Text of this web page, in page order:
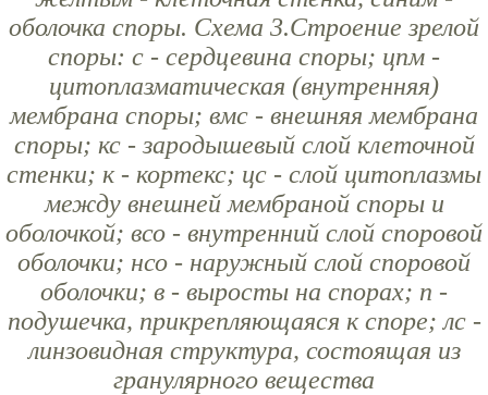
оболочка споры. Схема 3.Строение зрелой
споры: с - сердцевина споры; цпм -
цитоплазматическая (внутренняя)
мембрана споры; вмс - внешняя мембрана
споры; кс - зародышевый слой клеточной
стенки; к - кортекс; цс - слой цитоплазмы
между внешней мембраной споры и
оболочкой; всо - внутренний слой споровой
оболочки; нсо - наружный слой споровой
оболочки; в - выросты на спорах; п -
подушечка, прикрепляющаяся к споре; лс -
линзовидная структура, состоящая из
гранулярного вещества